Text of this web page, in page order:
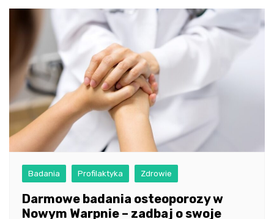
Badania Profilaktyka Zdrowie
Darmowe badania osteoporozy w
Nowym Warpnie – zadbaj o swoje